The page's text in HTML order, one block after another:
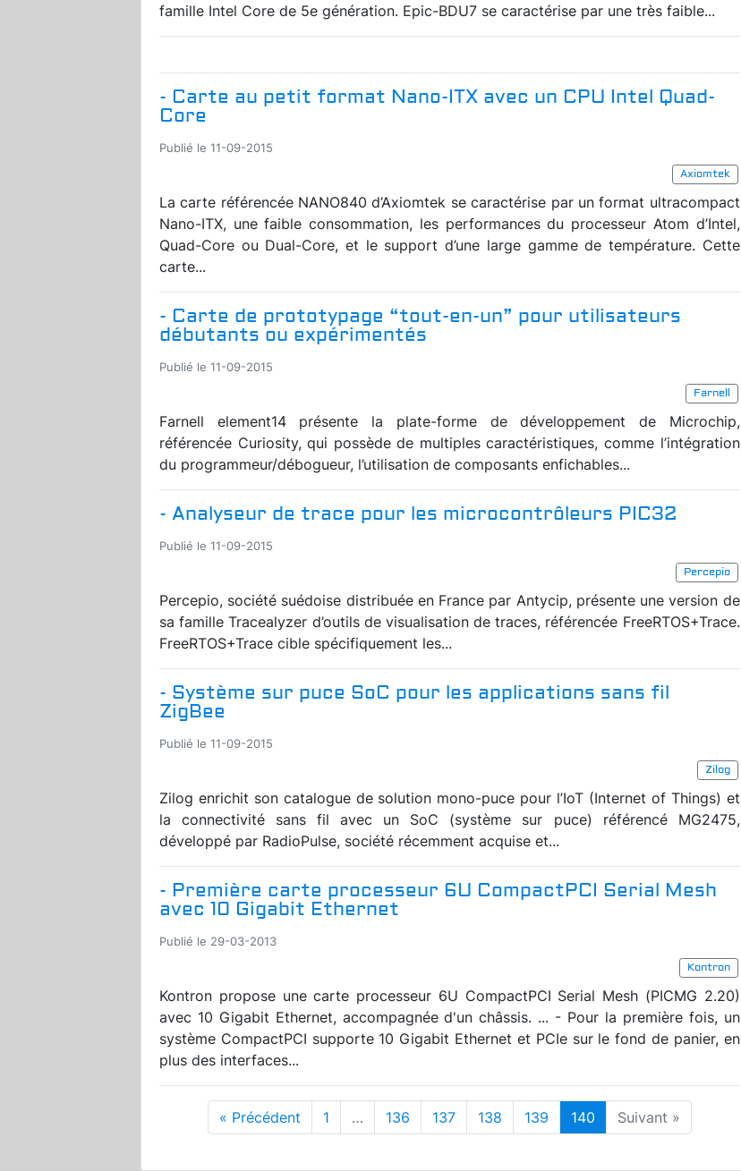
famille Intel Core de 5e génération. Epic-BDU7 se caractérise par une très faible...
- Carte au petit format Nano-ITX avec un CPU Intel Quad-
Core
Publié le 11-09-2015
Axiomtek
La carte référencée NANO840 d’Axiomtek se caractérise par un format ultracompact
Nano-ITX, une faible consommation, les performances du processeur Atom d’Intel,
Quad-Core ou Dual-Core, et le support d’une large gamme de température. Cette
carte...
- Carte de prototypage “tout-en-un” pour utilisateurs
débutants ou expérimentés
Publié le 11-09-2015
Farnell
Farnell element14 présente la plate-forme de développement de Microchip,
référencée Curiosity, qui possède de multiples caractéristiques, comme l’intégration
du programmeur/débogueur, l’utilisation de composants enfichables...
- Analyseur de trace pour les microcontrôleurs PIC32
Publié le 11-09-2015
Percepio
Percepio, société suédoise distribuée en France par Antycip, présente une version de
sa famille Tracealyzer d’outils de visualisation de traces, référencée FreeRTOS+Trace.
FreeRTOS+Trace cible spécifiquement les...
- Système sur puce SoC pour les applications sans fil
ZigBee
Publié le 11-09-2015
Zilog
Zilog enrichit son catalogue de solution mono-puce pour l’IoT (Internet of Things) et
la connectivité sans fil avec un SoC (système sur puce) référencé MG2475,
développé par RadioPulse, société récemment acquise et...
- Première carte processeur 6U CompactPCI Serial Mesh
avec 10 Gigabit Ethernet
Publié le 29-03-2013
Kontron
Kontron propose une carte processeur 6U CompactPCI Serial Mesh (PICMG 2.20)
avec 10 Gigabit Ethernet, accompagnée d'un châssis. ... - Pour la première fois, un
système CompactPCI supporte 10 Gigabit Ethernet et PCIe sur le fond de panier, en
plus des interfaces...
« Précédent 1 … 136 137 138 139 140 Suivant »